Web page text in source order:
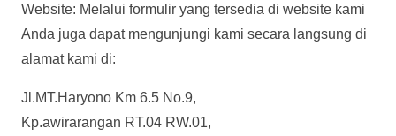
Website: Melalui formulir yang tersedia di website kami
Anda juga dapat mengunjungi kami secara langsung di
alamat kami di:
Jl.MT.Haryono Km 6.5 No.9,
Kp.awirarangan RT.04 RW.01,